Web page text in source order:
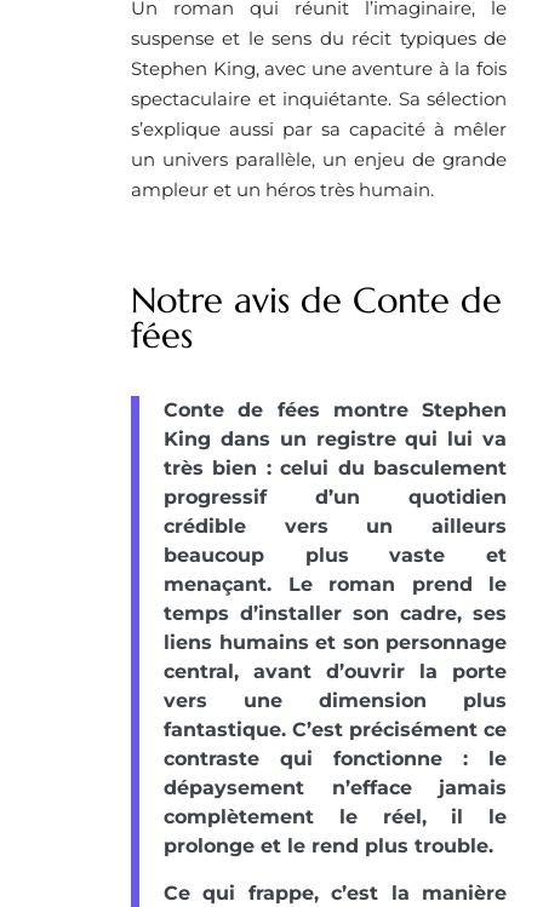
Un roman qui réunit l’imaginaire, le
suspense et le sens du récit typiques de
Stephen King, avec une aventure à la fois
spectaculaire et inquiétante. Sa sélection
s’explique aussi par sa capacité à mêler
un univers parallèle, un enjeu de grande
ampleur et un héros très humain.
Notre avis de Conte de
fées
Conte de fées montre Stephen
King dans un registre qui lui va
très bien : celui du basculement
progressif d’un quotidien
crédible vers un ailleurs
beaucoup plus vaste et
menaçant. Le roman prend le
temps d’installer son cadre, ses
liens humains et son personnage
central, avant d’ouvrir la porte
vers une dimension plus
fantastique. C’est précisément ce
contraste qui fonctionne : le
dépaysement n’efface jamais
complètement le réel, il le
prolonge et le rend plus trouble.
Ce qui frappe, c’est la manière